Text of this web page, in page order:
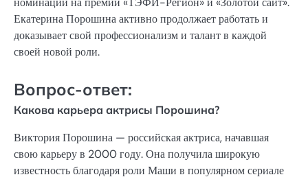
Екатерина Порошина активно продолжает работать и
доказывает свой профессионализм и талант в каждой
своей новой роли.
Вопрос-ответ:
Какова карьера актрисы Порошина?
Виктория Порошина — российская актриса, начавшая
свою карьеру в 2000 году. Она получила широкую
известность благодаря роли Маши в популярном сериале